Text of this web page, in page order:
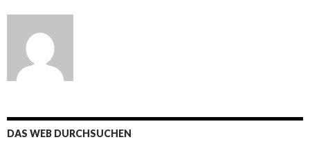
DAS WEB DURCHSUCHEN